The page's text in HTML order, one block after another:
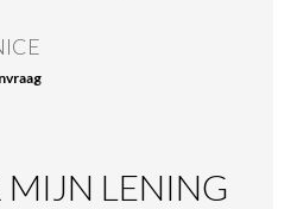
MIJN LENING